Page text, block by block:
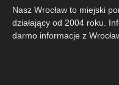
Nasz Wrocław to miejski
działający od 2004 roku.
darmo informacje z